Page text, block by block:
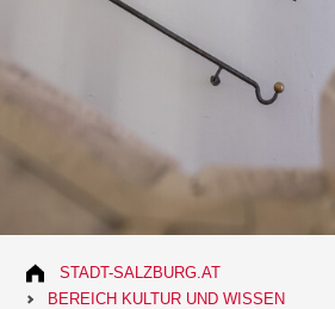
STADT-SALZBURG.AT
BEREICH KULTUR UND WISSEN